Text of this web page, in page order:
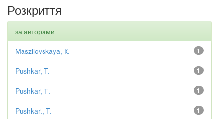
Розкриття
за авторами
1
Maszilovskaya, К.
1
Pushkar, T.
1
Pushkar, Т.
1
Pushkar., T.